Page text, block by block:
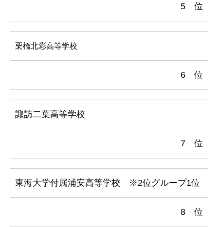
5 位
栗橋北彩高等学校
6 位
諏訪二葉高等学校
7 位
東海大学付属浦安高等学校 ※2位グループ1位
8 位